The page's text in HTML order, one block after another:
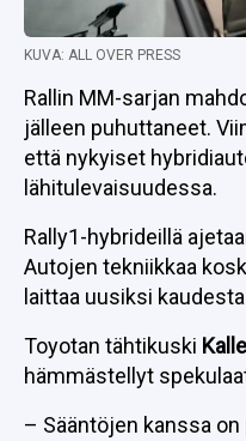
KUVA: ALL OVER PRESS
Rallin MM-sarjan
jälleen puhuttaneet.
että nykyiset
lähitulevaisuudessa.
Rally1-hybrideillä
Autojen tekniikkaa
laittaa uusiksi
Toyotan tähtikuski
hämmästellyt
– Sääntöjen kanssa